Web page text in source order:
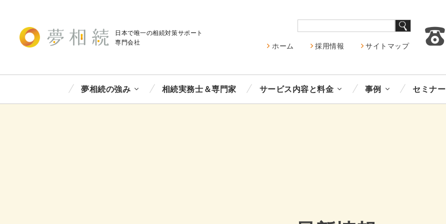
日本で唯一の相続対策サポート
専門会社
ホーム 採用情報 サイトマップ
夢相続の強み 相続実務士＆専門家 サービス内容と料金 事例 セミナー